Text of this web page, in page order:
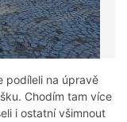
podíleli na úpravě
Chodím tam více
i ostatní všimnout